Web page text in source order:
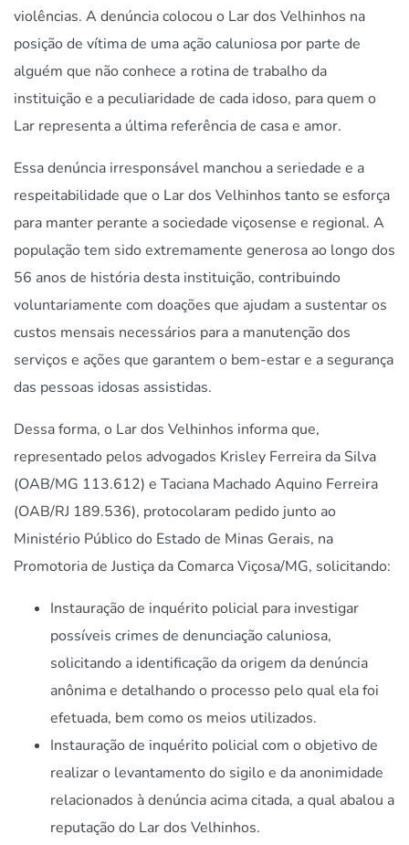
violências. A denúncia colocou o Lar dos Velhinhos na
posição de vítima de uma ação caluniosa por parte de
alguém que não conhece a rotina de trabalho da
instituição e a peculiaridade de cada idoso, para quem o
Lar representa a última referência de casa e amor.
Essa denúncia irresponsável manchou a seriedade e a
respeitabilidade que o Lar dos Velhinhos tanto se esforça
para manter perante a sociedade viçosense e regional. A
população tem sido extremamente generosa ao longo dos
56 anos de história desta instituição, contribuindo
voluntariamente com doações que ajudam a sustentar os
custos mensais necessários para a manutenção dos
serviços e ações que garantem o bem-estar e a segurança
das pessoas idosas assistidas.
Dessa forma, o Lar dos Velhinhos informa que,
representado pelos advogados Krisley Ferreira da Silva
(OAB/MG 113.612) e Taciana Machado Aquino Ferreira
(OAB/RJ 189.536), protocolaram pedido junto ao
Ministério Público do Estado de Minas Gerais, na
Promotoria de Justiça da Comarca Viçosa/MG, solicitando:
Instauração de inquérito policial para investigar
possíveis crimes de denunciação caluniosa,
solicitando a identificação da origem da denúncia
anônima e detalhando o processo pelo qual ela foi
efetuada, bem como os meios utilizados.
Instauração de inquérito policial com o objetivo de
realizar o levantamento do sigilo e da anonimidade
relacionados à denúncia acima citada, a qual abalou a
reputação do Lar dos Velhinhos.